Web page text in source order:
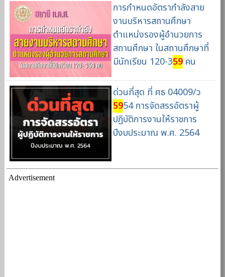
การกำหนดอัตรากำลังสาย
งานบริหารสถานศึกษา
ตำแหน่งรองผู้อำนวยการ
สถานศึกษา ในสถานศึกษาที่
มีนักเรียน 120-359คน
ด่วนที่สุด ที่ ศธ 04009/ว
5954 การจัดสรรอัตราผู้
ปฏิบัติการงานให้ราชการ
ปีงบประมาณ พ.ศ. 2564
Advertisement